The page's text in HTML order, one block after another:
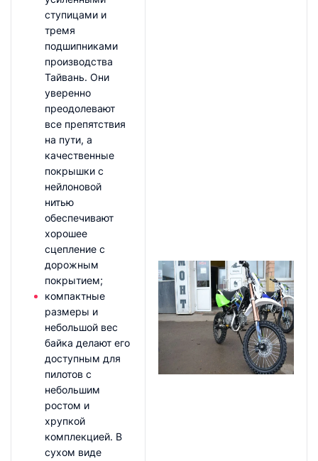
ступицами и
тремя
подшипниками
производства
Тайвань. Они
уверенно
преодолевают
все препятствия
на пути, а
качественные
покрышки с
нейлоновой
нитью
обеспечивают
хорошее
сцепление с
дорожным
покрытием;
компактные
размеры и
небольшой вес
байка делают его
доступным для
пилотов с
небольшим
ростом и
хрупкой
комплекцией. В
сухом виде